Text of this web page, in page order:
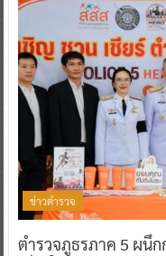
ข่าวตำรวจ
ตำรวจภูธรภาค 5 ผนึก